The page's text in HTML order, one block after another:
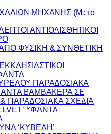
ΜΗΧΑΝΗΣ (Με το
ΑΝΤΙΟΛΙΣΘΗΤΙΚΟΙ
ΦΥΣΙΚΗ & ΣΥΝΘΕΤΙΚΗ
ΠΑΡΑΔΟΣΙΑΚΑ
ΒΑΜΒΑΚΕΡΑ ΣΕ
ΠΑΡΑΔΟΣΙΑΚΑ ΣΧΕΔΙΑ
ΥΦΑΝΤΑ
‘ΚΥΒΕΛΗ’